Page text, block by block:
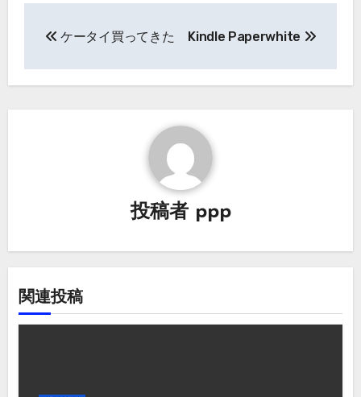
ナ
ョ
ン
ケータイ買ってきた Kindle Paperwhite
投稿者 ppp
関連投稿